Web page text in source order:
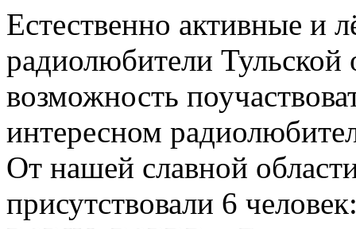
Естественно активные и
радиолюбители Тульской
возможность
интересном
От нашей славной
присутствовали 6